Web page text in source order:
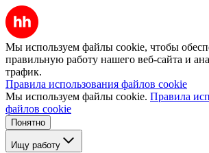
Мы используем файлы cookie, чтобы
правильную работу нашего веб-сайта и
трафик.
Правила использования файлов cookie
Мы используем файлы cookie. Правила
файлов cookie
Понятно
Ищу работу